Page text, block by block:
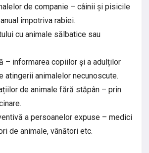
de companie – câinii și pisicile
împotriva rabiei.
cu animale sălbatice sau
– informarea copiilor și a adulților
atingerii animalelor necunoscute.
de animale fără stăpân – prin
a persoanelor expuse – medici
de animale, vânători etc.